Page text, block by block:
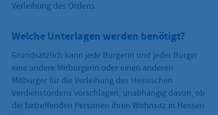
Verleihung des Ordens.
Welche Unterlagen werden benötigt?
Grundsätzlich kann jede Bürgerin und jeder Bürger
eine andere Mitbürgerin oder einen anderen
Mitbürger für die Verleihung des Hessischen
Verdienstordens vorschlagen, unabhängig davon, ob
die betreffenden Personen ihren Wohnsitz in Hessen